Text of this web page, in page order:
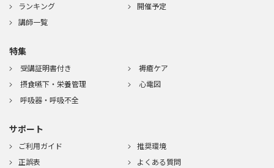
該当なし 該当なし
図を使ってわかりやすい説明で介護現場でも役立つため。
★★★★★
★★★★★ 2026/02/17 (火)
看護師 1～2年目
画像と症状の関連
★★★★★
★★★★★ 2026/02/17 (火)
看護師 訪問看護
ランキング
開催予定
講師一覧
特集
受講証明書付き
褥瘡ケア
摂食嚥下・栄養管理
心電図
呼吸器・呼吸不全
サポート
ご利用ガイド
推奨環境
正誤表
よくある質問